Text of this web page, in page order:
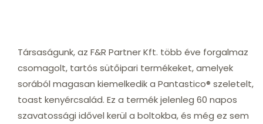
Társaságunk, az F&R Partner Kft. több éve forgalmaz
csomagolt, tartós sütőipari termékeket, amelyek
sorából magasan kiemelkedik a Pantastico® szeletelt,
toast kenyércsalád. Ez a termék jelenleg 60 napos
szavatossági idővel kerül a boltokba, és még ez sem